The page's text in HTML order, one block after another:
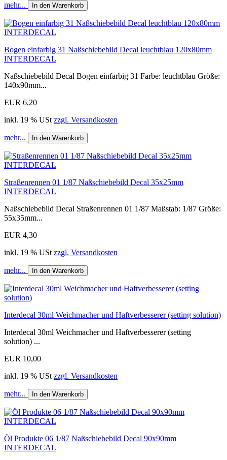
mehr... In den Warenkorb
Bogen einfarbig 31 Naßschiebebild Decal leuchtblau 120x80mm
INTERDECAL
Naßschiebebild Decal Bogen einfarbig 31 Farbe: leuchtblau Größe:
140x90mm...
EUR 6,20
inkl. 19 % USt zzgl. Versandkosten
mehr... In den Warenkorb
Straßenrennen 01 1/87 Naßschiebebild Decal 35x25mm
INTERDECAL
Naßschiebebild Decal Straßenrennen 01 1/87 Maßstab: 1/87 Größe:
55x35mm...
EUR 4,30
inkl. 19 % USt zzgl. Versandkosten
mehr... In den Warenkorb
Interdecal 30ml Weichmacher und Haftverbesserer (setting solution)
Interdecal 30ml Weichmacher und Haftverbesserer (setting
solution) ...
EUR 10,00
inkl. 19 % USt zzgl. Versandkosten
mehr... In den Warenkorb
Öl Produkte 06 1/87 Naßschiebebild Decal 90x90mm
INTERDECAL